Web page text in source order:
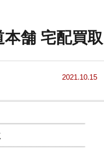
舗 宅配買
2021.10.15